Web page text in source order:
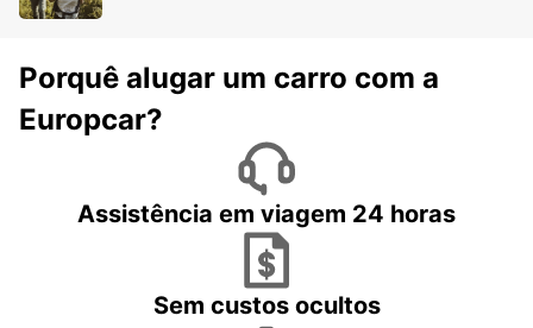
Porquê alugar um carro com a
Europcar?
Assistência em viagem 24 horas
Sem custos ocultos